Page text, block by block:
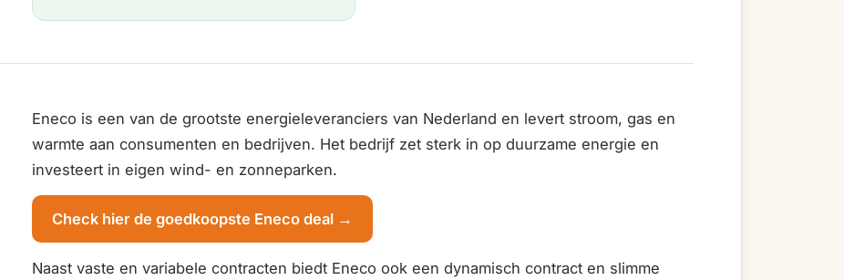
Eneco is een van de grootste energieleveranciers van Nederland en levert stroom, gas en
warmte aan consumenten en bedrijven. Het bedrijf zet sterk in op duurzame energie en
investeert in eigen wind- en zonneparken.
Check hier de goedkoopste Eneco deal →
Naast vaste en variabele contracten biedt Eneco ook een dynamisch contract en slimme